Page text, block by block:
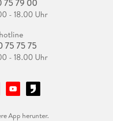
75 79 00
- 18.00 Uhr
75 75 75
- 18.00 Uhr
App herunter.